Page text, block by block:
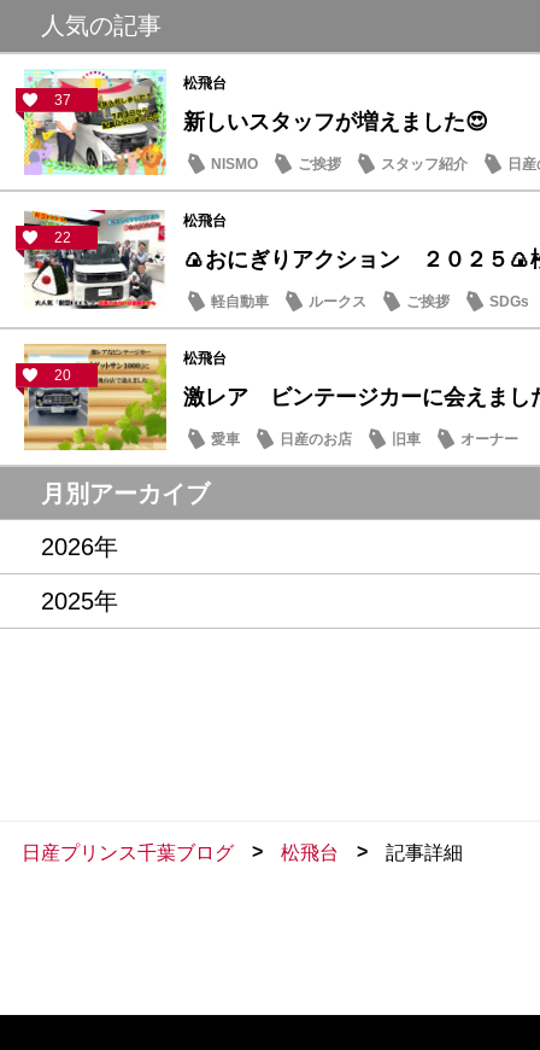
人気の記事
37
松飛台
新しいスタッフが増えました😍
NISMO ご挨拶 スタッフ紹介 日
22
松飛台
🍙おにぎりアクション ２０２５🍙
軽自動車 ルークス ご挨拶 SDGs
20
松飛台
激レア ビンテージカーに会えまし
愛車 日産のお店 旧車 オーナー
月別アーカイブ
2026年
2025年
日産プリンス千葉ブログ > 松飛台 > 記事詳細